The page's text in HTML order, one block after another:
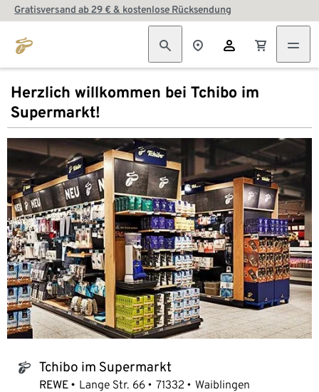
Gratisversand ab 29 € & kostenlose Rücksendung
Herzlich willkommen bei Tchibo im
Supermarkt!
tchibo_logo Tchibo im Supermarkt
REWE Lange Str. 66 71332 Waiblingen